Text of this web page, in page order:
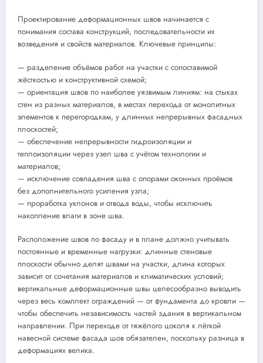
Проектирование деформационных швов начинается с
понимания состава конструкций, последовательности их
возведения и свойств материалов. Ключевые принципы:
— разделение объёмов работ на участки с сопоставимой
жёсткостью и конструктивной схемой;
— ориентация швов по наиболее уязвимым линиям: на стыках
стен из разных материалов, в местах перехода от монолитных
элементов к перегородкам, у длинных непрерывных фасадных
плоскостей;
— обеспечение непрерывности гидроизоляции и
теплоизоляции через узел шва с учётом технологии и
материалов;
— исключение совпадения шва с опорами оконных проёмов
без дополнительного усиления узла;
— проработка уклонов и отвода воды, чтобы исключить
накопление влаги в зоне шва.
Расположение швов по фасаду и в плане должно учитывать
постоянные и временные нагрузки: длинные стеновые
плоскости обычно делят швами на участки, длина которых
зависит от сочетания материалов и климатических условий;
вертикальные деформационные швы целесообразно выводить
через весь комплект ограждений — от фундамента до кровли —
чтобы обеспечить независимость частей здания в вертикальном
направлении. При переходе от тяжёлого цоколя к лёгкой
навесной системе фасада шов обязателен, поскольку разница в
деформациях велика.